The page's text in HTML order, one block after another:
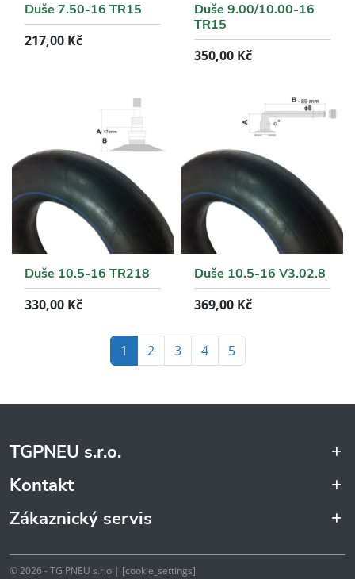
Duše 7.50-16 TR15
217,00 Kč
Duše 9.00/10.00-16
TR15
350,00 Kč
Duše 10.5-16 TR218
330,00 Kč
Duše 10.5-16 V3.02.8
369,00 Kč
Current Page
1 Page
2 Page
3 Page
4 Page
5
TGPNEU s.r.o.
Kontakt
Zákaznický servis
© 2026 - TG PNEU s.r.o | [cookie_settings]